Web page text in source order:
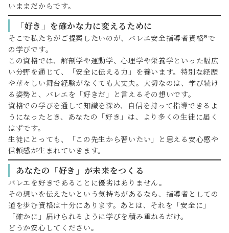
いままだからです。
「好き」を確かな力に変えるために
そこで私たちがご提案したいのが、バレエ安全指導者資格®で
の学びです。
この資格では、解剖学や運動学、心理学や栄養学といった幅広
い分野を通じて、「安全に伝える力」を養います。特別な経歴
や華々しい舞台経験がなくても大丈夫。大切なのは、学び続け
る姿勢と、バレエを「好きだ」と言えるその想いです。
資格での学びを通して知識を深め、自信を持って指導できるよ
うになったとき、あなたの「好き」は、より多くの生徒に届く
はずです。
生徒にとっても、「この先生から習いたい」と思える安心感や
信頼感が生まれていきます。
あなたの「好き」が未来をつくる
バレエを好きであることに優劣はありません。
その想いを伝えたいという気持ちがあるなら、指導者としての
道を歩む資格は十分にあります。あとは、それを「安全に」
「確かに」届けられるように学びを積み重ねるだけ。
どうか安心してください。